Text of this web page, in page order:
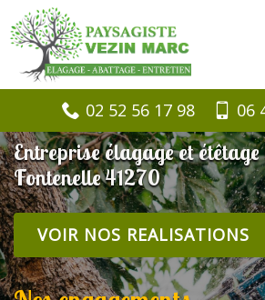
02 52 56 17 98 06
Entreprise élagage et
Fontenelle 41270
VOIR NOS REALISATIONS